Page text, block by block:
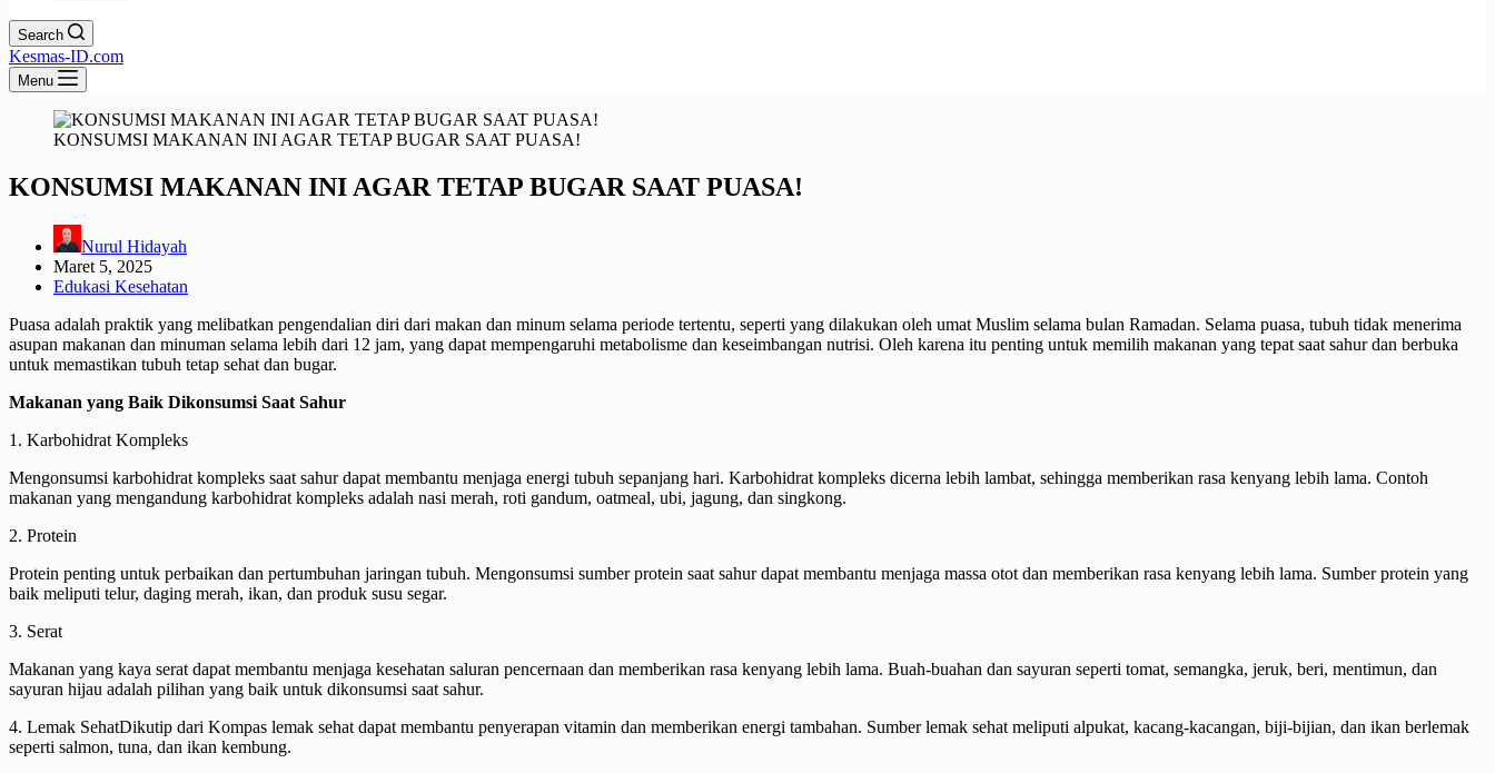
Search
Kesmas-ID.com
Menu
KONSUMSI MAKANAN INI AGAR TETAP BUGAR SAAT PUASA!
KONSUMSI MAKANAN INI AGAR TETAP BUGAR SAAT PUASA!
Nurul Hidayah
Maret 5, 2025
Edukasi Kesehatan
Puasa adalah praktik yang melibatkan pengendalian diri dari makan dan minum selama periode tertentu, seperti yang dilakukan oleh umat Muslim selama bulan Ramadan. Selama puasa, tubuh tidak menerima
asupan makanan dan minuman selama lebih dari 12 jam, yang dapat mempengaruhi metabolisme dan keseimbangan nutrisi. Oleh karena itu penting untuk memilih makanan yang tepat saat sahur dan berbuka
untuk memastikan tubuh tetap sehat dan bugar.
Makanan yang Baik Dikonsumsi Saat Sahur
1. Karbohidrat Kompleks
Mengonsumsi karbohidrat kompleks saat sahur dapat membantu menjaga energi tubuh sepanjang hari. Karbohidrat kompleks dicerna lebih lambat, sehingga memberikan rasa kenyang lebih lama. Contoh
makanan yang mengandung karbohidrat kompleks adalah nasi merah, roti gandum, oatmeal, ubi, jagung, dan singkong.
2. Protein
Protein penting untuk perbaikan dan pertumbuhan jaringan tubuh. Mengonsumsi sumber protein saat sahur dapat membantu menjaga massa otot dan memberikan rasa kenyang lebih lama. Sumber protein yang
baik meliputi telur, daging merah, ikan, dan produk susu segar.
3. Serat
Makanan yang kaya serat dapat membantu menjaga kesehatan saluran pencernaan dan memberikan rasa kenyang lebih lama. Buah-buahan dan sayuran seperti tomat, semangka, jeruk, beri, mentimun, dan
sayuran hijau adalah pilihan yang baik untuk dikonsumsi saat sahur.
4. Lemak SehatDikutip dari Kompas lemak sehat dapat membantu penyerapan vitamin dan memberikan energi tambahan. Sumber lemak sehat meliputi alpukat, kacang-kacangan, biji-bijian, dan ikan berlemak
seperti salmon, tuna, dan ikan kembung.